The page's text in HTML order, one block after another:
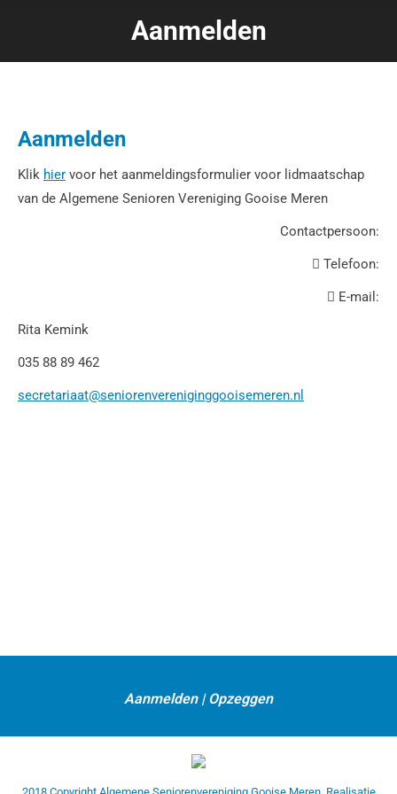
Aanmelden
Je bent hier:
Aanmelden
Klik hier voor het aanmeldingsformulier voor lidmaatschap
van de Algemene Senioren Vereniging Gooise Meren
Contactpersoon:
Telefoon:
E-mail:
Rita Kemink
035 88 89 462
secretariaat@seniorenvereniginggooisemeren.nl
Aanmelden|Opzeggen